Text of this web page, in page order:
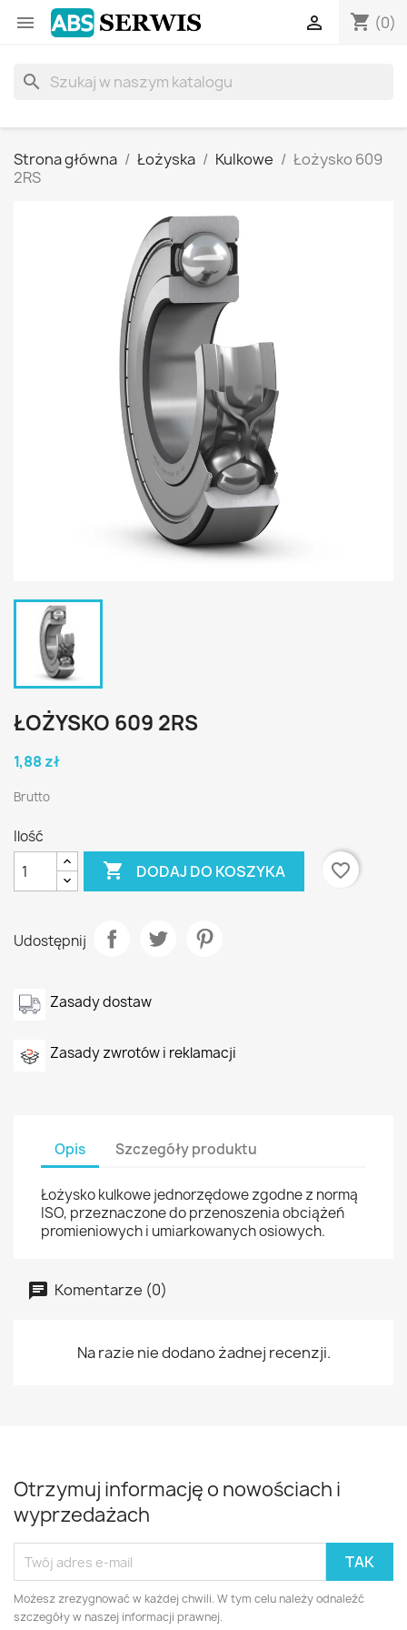
 shopping_cart (0)

search
Strona główna Łożyska Kulkowe
Łożysko 609
2RS
ŁOŻYSKO 609 2RS
1,88 zł
Brutto
Ilość
 DODAJ DO KOSZYKA favorite_border
Udostępnij
Zasady dostaw
Zasady zwrotów i reklamacji
Opis Szczegóły produktu
Łożysko kulkowe jednorzędowe zgodne z normą
ISO, przeznaczone do przenoszenia obciążeń
promieniowych i umiarkowanych osiowych.
Komentarze (0)
Na razie nie dodano żadnej recenzji.
Otrzymuj informację o nowościach i
wyprzedażach
Możesz zrezygnować w każdej chwili. W tym celu należy odnaleźć
szczegóły w naszej informacji prawnej.